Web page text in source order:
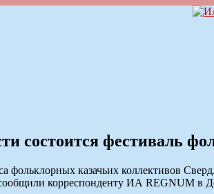
состоится фестиваль
фольклорных казачьих коллективов
корреспонденту ИА REGNUM в